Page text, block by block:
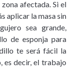
afectada. Si el
aplicar la masa sin
sea grande,
de esponja para
te será fácil la
es decir, el trabajo